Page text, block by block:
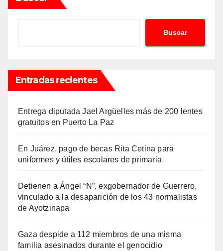
Buscar
Entradas recientes
Entrega diputada Jael Argüelles más de 200 lentes
gratuitos en Puerto La Paz
En Juárez, pago de becas Rita Cetina para
uniformes y útiles escolares de primaria
Detienen a Ángel “N”, exgobernador de Guerrero,
vinculado a la desaparición de los 43 normalistas
de Ayotzinapa
Gaza despide a 112 miembros de una misma
familia asesinados durante el genocidio